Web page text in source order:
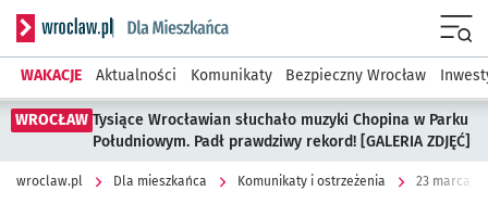
Serwis informacyjny wroclaw.pl podserwis: Dla mieszkańca
WAKACJE Aktualności Komunikaty Bezpieczny Wrocław
WROCŁAW Tysiące Wrocławian słuchało muzyki Chopina w Parku
Południowym. Padł prawdziwy rekord! [GALERIA ZDJĘĆ]
wroclaw.pl Dla mieszkańca Komunikaty i ostrzeżenia 23 marca -